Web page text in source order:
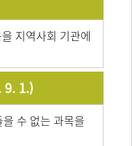
지역사회 기관에
9. 1.)
수 없는 과목을